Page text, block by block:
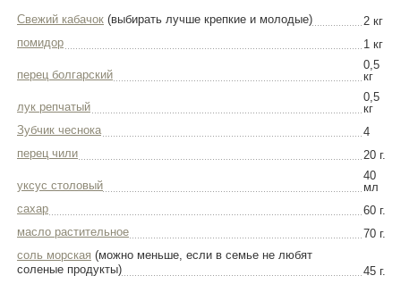
Свежий кабачок (выбирать лучше крепкие и молодые)
2 кг
помидор
1 кг
перец болгарский
0,5
кг
лук репчатый
0,5
кг
Зубчик чеснока
4
перец чили
20 г.
уксус столовый
40
мл
сахар
60 г.
масло растительное
70 г.
соль морская (можно меньше, если в семье не любят
соленые продукты)
45 г.